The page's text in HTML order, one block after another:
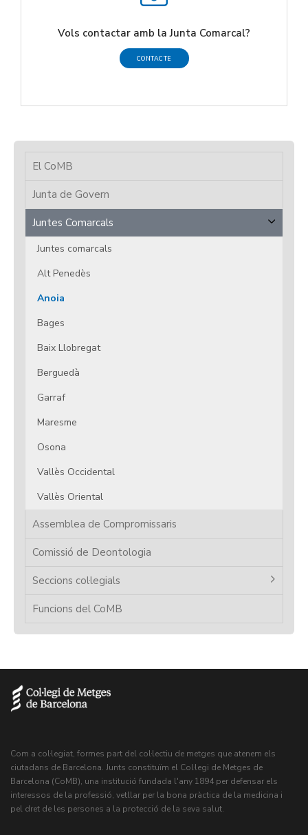
Vols contactar amb la Junta Comarcal?
CONTACTE
El CoMB
Junta de Govern
Juntes Comarcals
Juntes comarcals
Alt Penedès
Anoia
Bages
Baix Llobregat
Berguedà
Garraf
Maresme
Osona
Vallès Occidental
Vallès Oriental
Assemblea de Compromissaris
Comissió de Deontologia
Seccions col·legials
Funcions del CoMB
Com a col·legiat, formes part del col·lectiu de metges que atenem els
ciutadans de Barcelona. Junts constituïm el Col·legi de Metges de
Barcelona (CoMB), una institució fundada l'any 1894 per defensar els
interessos de la professió, vetllar per la bona pràctica de la medicina i
pel dret de les persones a la protecció de la seva salut.